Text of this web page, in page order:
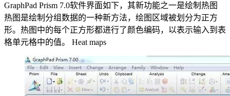
GraphPad Prism 7.0软件界面如下，其新功能之一是绘制热图
热图是绘制分组数据的一种新方法，绘图区域被划分为正方
形。热图中的每个正方形都进行了颜色编码，以表示输入到表
格单元格中的值。 Heat maps